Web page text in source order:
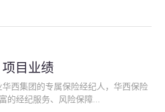
本，提高经营效率；能够为企业提供
险防范、风险转移到灾后防损、索赔
的服务，拓展和深化由保险公司提供
项目业绩
西集团的专属保险经纪人，华西保险
的经纪服务、风险保障...